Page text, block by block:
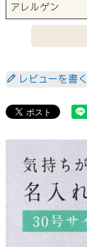
アレルゲン
レビューを書く